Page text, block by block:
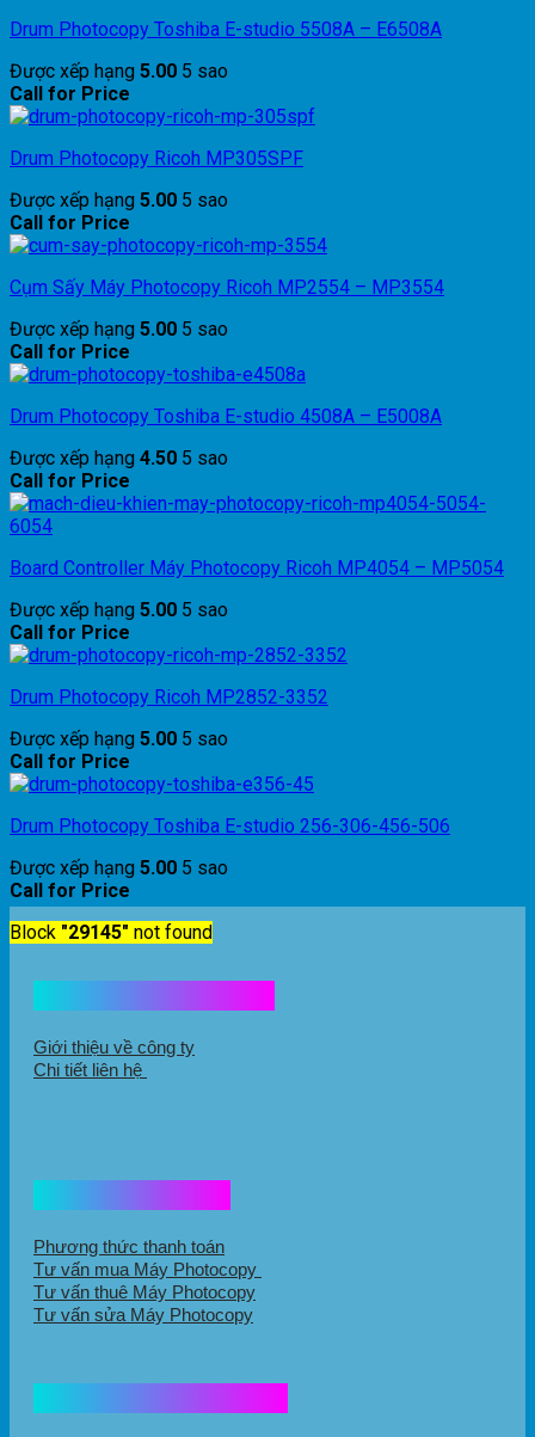
Drum Photocopy Toshiba E-studio 5508A – E6508A
Được xếp hạng 5.00 5 sao
Call for Price
Drum Photocopy Ricoh MP305SPF
Được xếp hạng 5.00 5 sao
Call for Price
Cụm Sấy Máy Photocopy Ricoh MP2554 – MP3554
Được xếp hạng 5.00 5 sao
Call for Price
Drum Photocopy Toshiba E-studio 4508A – E5008A
Được xếp hạng 4.50 5 sao
Call for Price
Board Controller Máy Photocopy Ricoh MP4054 – MP5054
Được xếp hạng 5.00 5 sao
Call for Price
Drum Photocopy Ricoh MP2852-3352
Được xếp hạng 5.00 5 sao
Call for Price
Drum Photocopy Toshiba E-studio 256-306-456-506
Được xếp hạng 5.00 5 sao
Call for Price
Block "29145" not found
Giới thiệu về công ty
Chi tiết liên hệ
Phương thức thanh toán
Tư vấn mua Máy Photocopy
Tư vấn thuê Máy Photocopy
Tư vấn sửa Máy Photocopy